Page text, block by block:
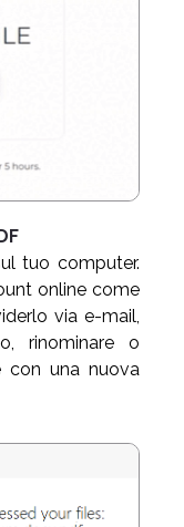
tuo computer.
online come
via e-mail,
rinominare o
con una nuova